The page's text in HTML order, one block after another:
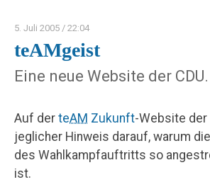
5. Juli 2005 / 22:04
teAMgeist
Eine neue Website der CDU.
Auf der teAM Zukunft-Website der
jeglicher Hinweis darauf, warum
des Wahlkampfauftritts so
ist.